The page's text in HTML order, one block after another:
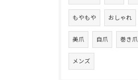
もやもや おしゃれ
美爪 自爪 巻き爪
メンズ